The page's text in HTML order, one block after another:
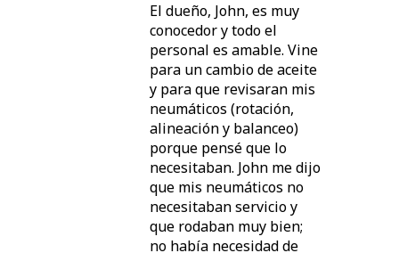
El dueño, John, es muy
conocedor y todo el
personal es amable. Vine
para un cambio de aceite
y para que revisaran mis
neumáticos (rotación,
alineación y balanceo)
porque pensé que lo
necesitaban. John me dijo
que mis neumáticos no
necesitaban servicio y
que rodaban muy bien;
no había necesidad de